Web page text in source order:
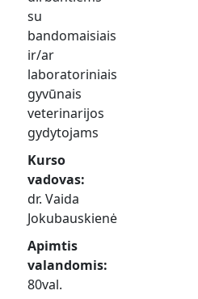
su
bandomaisiais
ir/ar
laboratoriniais
gyvūnais
veterinarijos
gydytojams
Kurso
vadovas
dr. Vaida
Jokubauskienė
Apimtis
valandomis
80val.